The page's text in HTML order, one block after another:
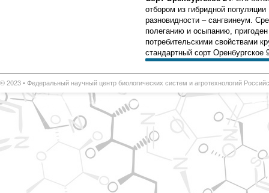
отбором из гибридной
разновидности – сангвинеум.
полеганию и осыпанию,
потребительскими свойствами
стандартный сорт Оренбургское
© 2023 • Федеральный научный центр биологических систем и агротехнологий